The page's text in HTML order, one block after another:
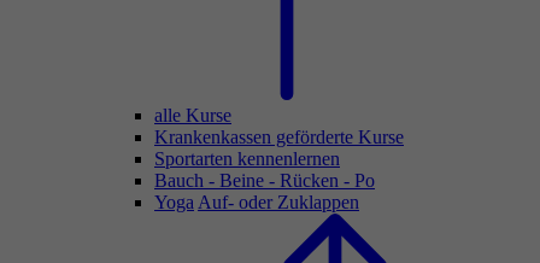
alle Kurse
Krankenkassen geförderte Kurse
Sportarten kennenlernen
Bauch - Beine - Rücken - Po
Yoga Auf- oder Zuklappen